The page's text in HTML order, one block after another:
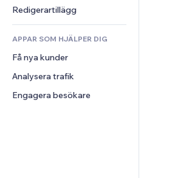
Mat och dryck
Kalkylatorer
Sök
Väder
Diagram och tabeller
Community
Omdömen och recensioner
CRM
Redigerartillägg
APPAR SOM HJÄLPER DIG
Få nya kunder
Analysera trafik
Engagera besökare